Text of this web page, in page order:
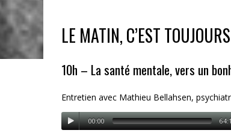
LE MATIN, C’EST
10h – La santé mentale, vers un
Entretien avec Mathieu Bellahsen,
00:00